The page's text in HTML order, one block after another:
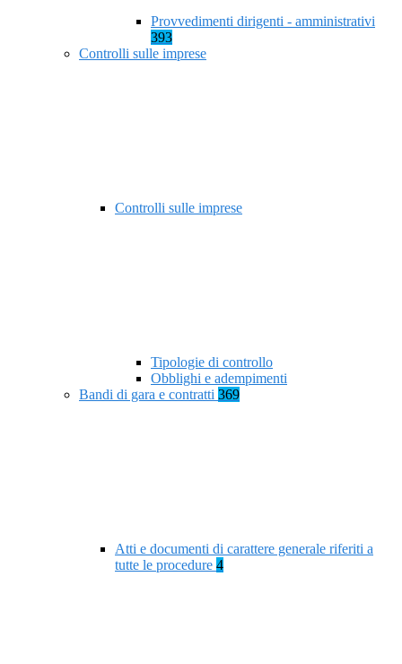
Provvedimenti dirigenti - amministrativi
393
Controlli sulle imprese
Controlli sulle imprese
Tipologie di controllo
Obblighi e adempimenti
Bandi di gara e contratti 369
Atti e documenti di carattere generale riferiti a
tutte le procedure 4